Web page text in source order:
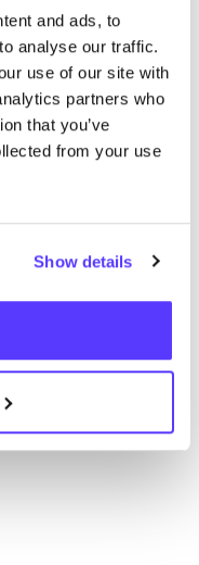
and ads, to
analyse our traffic.
use of our site with
partners who
that you’ve
from your use
Show details
para tus